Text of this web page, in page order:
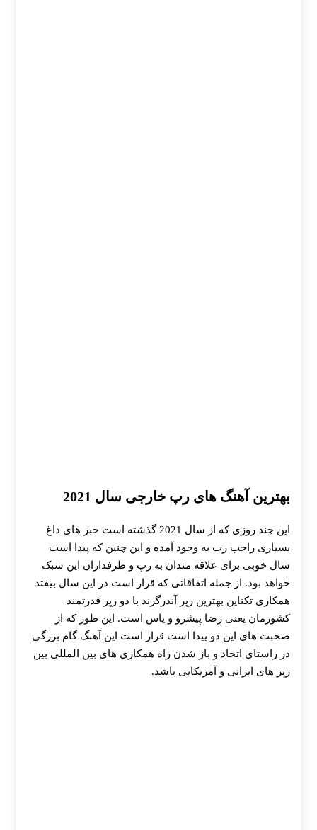
بهترین آهنگ های رپ خارجی سال 2021
این چند روزی که از سال 2021 گذشته است خبر های داغ
بسیاری راجب رپ به وجود آمده و این چنین که پیدا است
سال خوبی برای علاقه مندان به رپ و طرفداران این سبک
خواهد بود. از جمله اتفاقاتی که قرار است در این سال بیفتد
همکاری تکناین بهترین رپر آندرگرند با دو رپر قدرتمند
کشورمان یعنی رضا پیشرو و یاس است. این طور که از
صحبت های این دو پیدا است قرار است این آهنگ گام بزرگی
در راستای اتحاد و باز شدن راه همکاری های بین المللی بین
رپر های ایرانی و آمریکایی باشد.